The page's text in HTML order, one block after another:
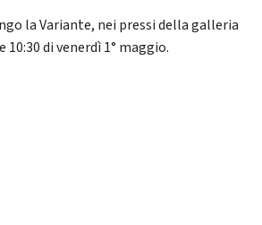
la Variante, nei pressi della galleria
di venerdì 1° maggio.